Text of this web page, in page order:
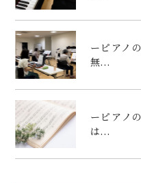
ーピアノ
無...
ーピアノ
は...